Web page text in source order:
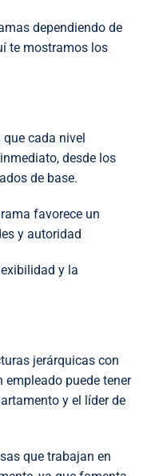
dependiendo de
te mostramos los
cada nivel
desde los
de base.
favorece un
y autoridad
y la
jerárquicas con
empleado puede tener
y el líder de
que trabajan en